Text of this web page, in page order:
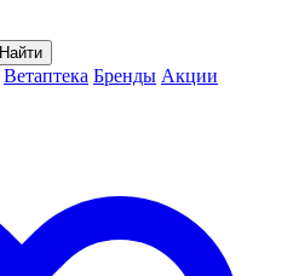
Найти
Ветаптека Бренды Акции